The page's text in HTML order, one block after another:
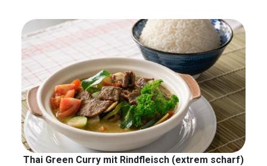
Thai Green Curry mit Rindfleisch (extrem scharf)